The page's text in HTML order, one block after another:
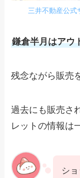
三井不動産公式
鎌倉半月はアウ
残念ながら販売
過去にも販売さ
レットの情報は
シ